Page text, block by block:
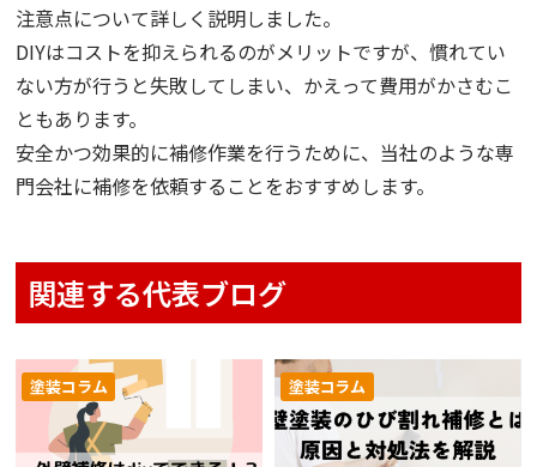
注意点について詳しく説明しました。
DIYはコストを抑えられるのがメリットですが、慣れてい
ない方が行うと失敗してしまい、かえって費用がかさむこ
ともあります。
安全かつ効果的に補修作業を行うために、当社のような専
門会社に補修を依頼することをおすすめします。
関連する代表ブログ
塗装コラム 塗装コラム